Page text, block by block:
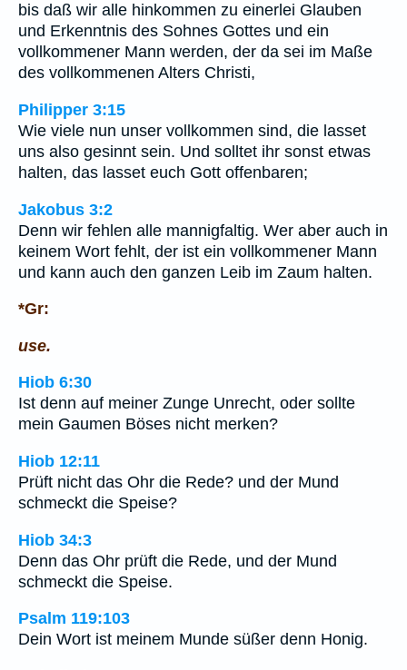
bis daß wir alle hinkommen zu einerlei Glauben
und Erkenntnis des Sohnes Gottes und ein
vollkommener Mann werden, der da sei im Maße
des vollkommenen Alters Christi,
Philipper 3:15
Wie viele nun unser vollkommen sind, die lasset
uns also gesinnt sein. Und solltet ihr sonst etwas
halten, das lasset euch Gott offenbaren;
Jakobus 3:2
Denn wir fehlen alle mannigfaltig. Wer aber auch in
keinem Wort fehlt, der ist ein vollkommener Mann
und kann auch den ganzen Leib im Zaum halten.
*Gr:
use.
Hiob 6:30
Ist denn auf meiner Zunge Unrecht, oder sollte
mein Gaumen Böses nicht merken?
Hiob 12:11
Prüft nicht das Ohr die Rede? und der Mund
schmeckt die Speise?
Hiob 34:3
Denn das Ohr prüft die Rede, und der Mund
schmeckt die Speise.
Psalm 119:103
Dein Wort ist meinem Munde süßer denn Honig.